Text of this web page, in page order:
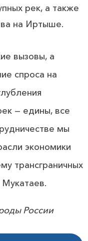
рек, а также
на Иртыше.
вызовы, а
спроса на
— едины, все
мы
экономики
трансграничных
России